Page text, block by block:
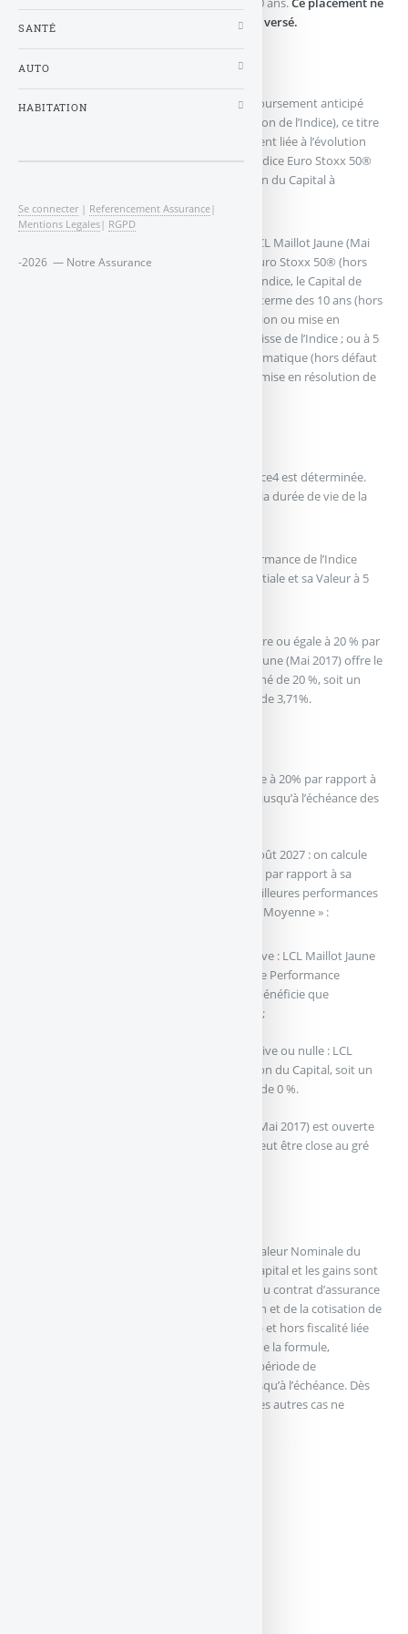
garantit donc pas intégralement le capital versé.
LCL Maillot Jaune (Mai 2017)
D’une durée de 10 ans (sauf en cas de remboursement anticipé
automatique à 5 ans en fonction de l’évolution de l’Indice), ce titre
de créance offre une solution d’investissement liée à l’évolution
des actions de la zone euro au travers de l’indice Euro Stoxx 50®
(calculé hors dividendes) avec une protection du Capital à
La durée et la performance potentielle de LCL Maillot Jaune (Mai
2017) dépendent de l‘évolution de l’Indice Euro Stoxx 50® (hors
dividendes) ; quelle que soit l’évolution de l’Indice, le Capital de
LCL Maillot Jaune (Mai 2017) est protégé au terme des 10 ans (hors
défaut de l’Emetteur et hors défaut, liquidation ou mise en
résolution de LCL), même en cas de forte baisse de l’Indice ; ou à 5
ans en cas de remboursement anticipé automatique (hors défaut
de l’Emetteur et hors défaut, liquidation ou mise en résolution de
AU LANCEMENT/ La valeur “initiale” de l’Indice4 est déterminée.
Elle servira de base de calcul pendant toute la durée de vie de la
A 5 ans / le 11 août 2022 : on calcule la Performance de l’Indice
(performance date à date entre sa Valeur Initiale et sa Valeur à 5
Si la performance de l’Indice est supérieure ou égale à 20 % par
rapport à sa Valeur Initiale, LCL Maillot Jaune (Mai 2017) offre le
Capital majoré d’un gain fixe prédéterminé de 20 %, soit un
Taux de Rendement Annuel Brut (TRAB) de 3,71%.
Si la performance de l’Indice est inférieure à 20% par rapport à
sa Valeur Initiale , la formule se poursuit jusqu’à l’échéance des
A 10 ans / A l’échéance de la formule, le 11 août 2027 : on calcule
les 40 performances trimestrielles de l’Indice par rapport à sa
Valeur Initiale et on ne retient que les 30 meilleures performances
trimestrielles pour calculer la « Performance Moyenne » :
Si cette Performance Moyenne est positive : LCL Maillot Jaune
(Mai 2017) offre le Capital majoré de cette Performance
Moyenne. Dans ce cas, l’investisseur ne bénéficie que
partiellement de la croissance de l’Indice ;
Si cette Performance Moyenne est négative ou nulle : LCL
Maillot Jaune (Mai 2017) offre la protection du Capital, soit un
Taux de Rendement Annuel Brut (TRAB) de 0 %.
La commercialisation de LCL Maillot Jaune (Mai 2017) est ouverte
du 3 mai 2017 au 25 juillet 2017 (17h) mais peut être close au gré
L’expression “capital” utilisée ici désigne la Valeur Nominale du
Titre pour LCL Maillot Jaune (Mai 2017). Le capital et les gains sont
annoncés hors frais d’entrée (CTO) ou frais du contrat d’assurance
vie (frais sur versement, arbitrage, de gestion et de la cotisation de
la garantie complémentaire en cas de décès) et hors fiscalité liée
au cadre d’investissement. Pour bénéficier de la formule,
l’investisseur doit avoir souscrit pendant la période de
commercialisation et conserver ses parts jusqu’à l’échéance. Dès
que la condition de réalisation est remplie, les autres cas ne
SANTÉ
AUTO
HABITATION
Se connecter | Referencement Assurance|
Mentions Legales| RGPD
-2026 — Notre Assurance